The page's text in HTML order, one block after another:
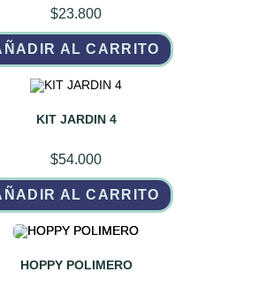
$23.800
AL CARRITO
KIT JARDIN 4
$54.000
AL CARRITO
HOPPY POLIMERO